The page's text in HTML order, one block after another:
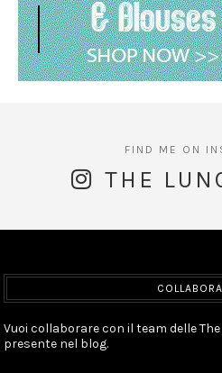
THE
Vuoi collaborare con il team delle
presente nel blog.